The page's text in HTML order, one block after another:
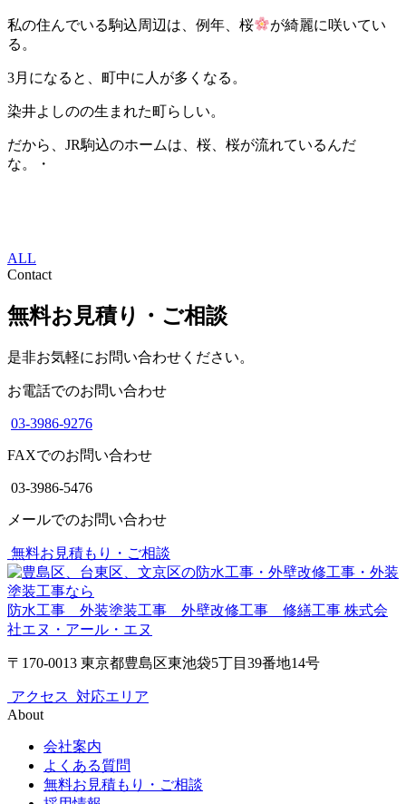
私の住んでいる駒込周辺は、例年、桜
が綺麗に咲いてい
る。
3月になると、町中に人が多くなる。
染井よしのの生まれた町らしい。
だから、JR駒込のホームは、桜、桜が流れているんだ
な。・
ALL
Contact
無料お見積り・ご相談
是非お気軽にお問い合わせください。
お電話でのお問い合わせ
03-3986-9276
FAXでのお問い合わせ
03-3986-5476
メールでのお問い合わせ
無料お見積もり・ご相談
防水工事 外装塗装工事 外壁改修工事 修繕工事 株式会
社エヌ・アール・エヌ
〒170-0013 東京都豊島区東池袋5丁目39番地14号
アクセス 対応エリア
About
会社案内
よくある質問
無料お見積もり・ご相談